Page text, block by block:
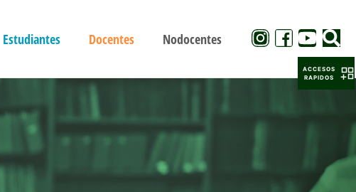
Estudiantes Docentes Nodocentes
ACCESOS
RAPIDOS